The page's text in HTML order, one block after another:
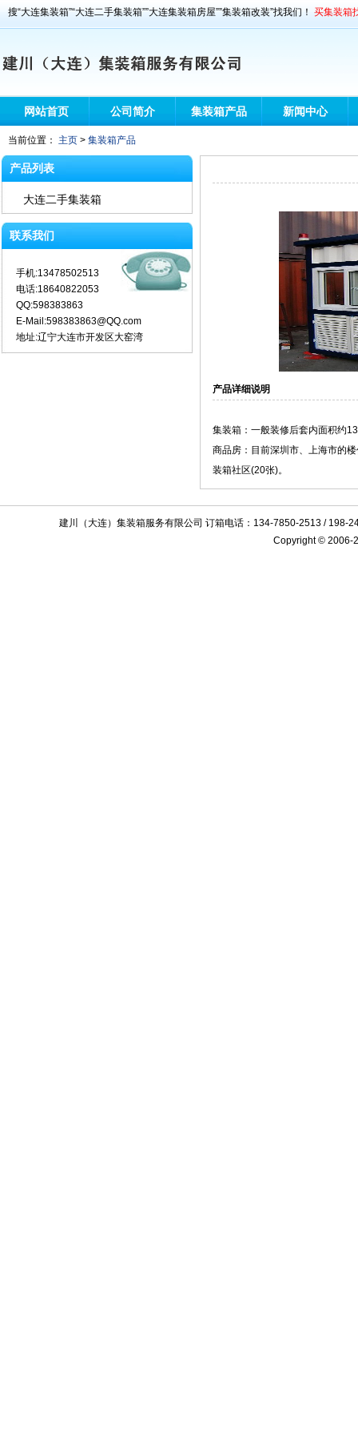
搜“大连集装箱”“大连二手集装箱””大连集装箱房屋””集装箱改装”找我们！ 买集装箱
网站首页 公司简介 集装箱产品 新闻中心
当前位置： 主页 > 集装箱产品
产品列表
大连二手集装箱
联系我们
手机:13478502513
电话:18640822053
QQ:598383863
E-Mail:598383863@QQ.com
地址:辽宁大连市开发区大窑湾
产品详细说明
集装箱：一般装修后套内面积
商品房：目前深圳市、上海市的
装箱社区(20张)。
建川（大连）集装箱服务有限公司 订箱电话：134-7850-2513 / 198-
Copyright © 2006-